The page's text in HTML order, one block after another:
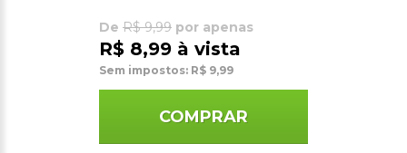
De R$ 9,99 por apenas
R$ 8,99 à vista
Sem impostos: R$ 9,99
COMPRAR